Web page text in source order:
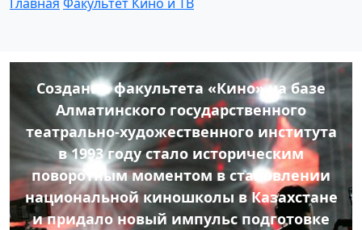
Создание факультета «Кино» на базе
Алматинского государственного
театрально-художественного института
в 1993 году стало историческим
поворотным моментом в становлении
национальной киношколы в Казахстане
и придало новый импульс подготовке